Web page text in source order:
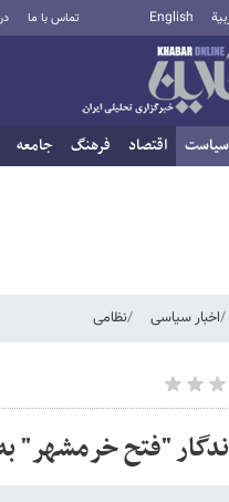
English تماس با ما
سیاست اقتصاد فرهنگ جامعه
اخبار سیاسی نظامی
"فتح خرمشهر"